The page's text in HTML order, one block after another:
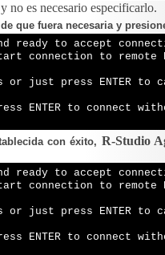
no es necesario especificarlo.
que fuera necesaria y
ready to accept
connection to remote
or just press ENTER to
ENTER to connect
con éxito, R-Studio
ready to accept
connection to remote
or just press ENTER to
ENTER to connect